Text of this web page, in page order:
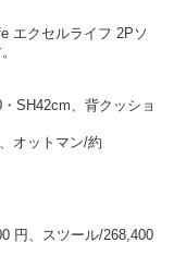
エクセルライフ 2Pソ
SH42cm、背クッショ
オットマン/約
円、スツール/268,400